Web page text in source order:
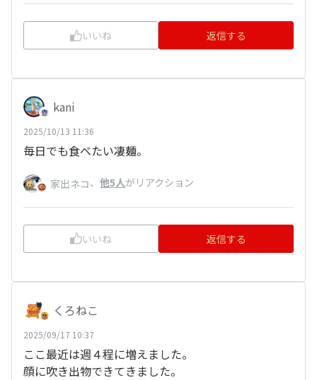
いいね 返信する
kani
2025/10/13 11:36
毎日でも食べたい凄麺。
家出ネコ、 他5人がリアクション
いいね 返信する
くろねこ
2025/09/17 10:37
ここ最近は週４程に増えました。
顔に吹き出物できてきました。